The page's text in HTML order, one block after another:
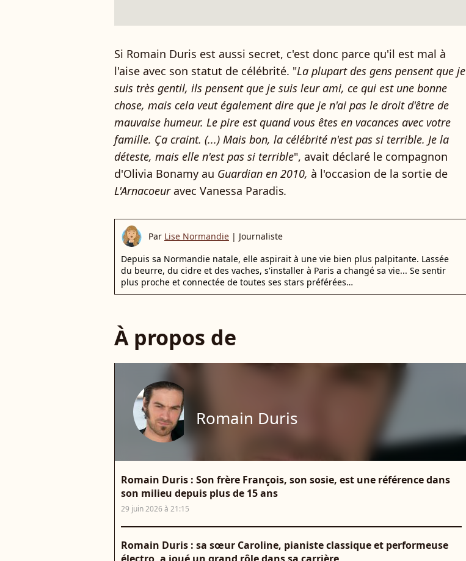
Si Romain Duris est aussi secret, c'est donc parce qu'il est mal à
l'aise avec son statut de célébrité. "La plupart des gens pensent que je
suis très gentil, ils pensent que je suis leur ami, ce qui est une bonne
chose, mais cela veut également dire que je n'ai pas le droit d'être de
mauvaise humeur. Le pire est quand vous êtes en vacances avec votre
famille. Ça craint. (...) Mais bon, la célébrité n'est pas si terrible. Je la
déteste, mais elle n'est pas si terrible", avait déclaré le compagnon
d'Olivia Bonamy au Guardian en 2010, à l'occasion de la sortie de
L'Arnacoeuravec Vanessa Paradis.
Par Lise Normandie | Journaliste
Depuis sa Normandie natale, elle aspirait à une vie bien plus palpitante. Lassée
du beurre, du cidre et des vaches, s'installer à Paris a changé sa vie... Se sentir
plus proche et connectée de toutes ses stars préférées…
À propos de
Romain Duris
Romain Duris : Son frère François, son sosie, est une référence dans
son milieu depuis plus de 15 ans
29 juin 2026 à 21:15
Romain Duris : sa sœur Caroline, pianiste classique et performeuse